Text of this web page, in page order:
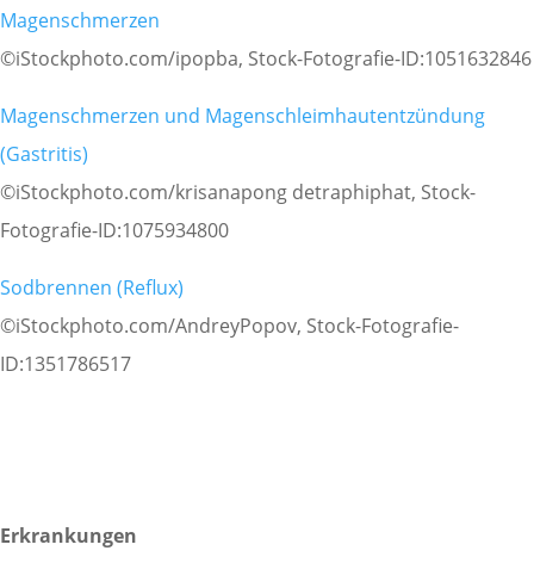
Magenschmerzen
©iStockphoto.com/ipopba, Stock-Fotografie-ID:1051632846
Magenschmerzen und Magenschleimhautentzündung
(Gastritis)
©iStockphoto.com/krisanapong detraphiphat, Stock-
Fotografie-ID:1075934800
Sodbrennen (Reflux)
©iStockphoto.com/AndreyPopov, Stock-Fotografie-
ID:1351786517
Erkrankungen